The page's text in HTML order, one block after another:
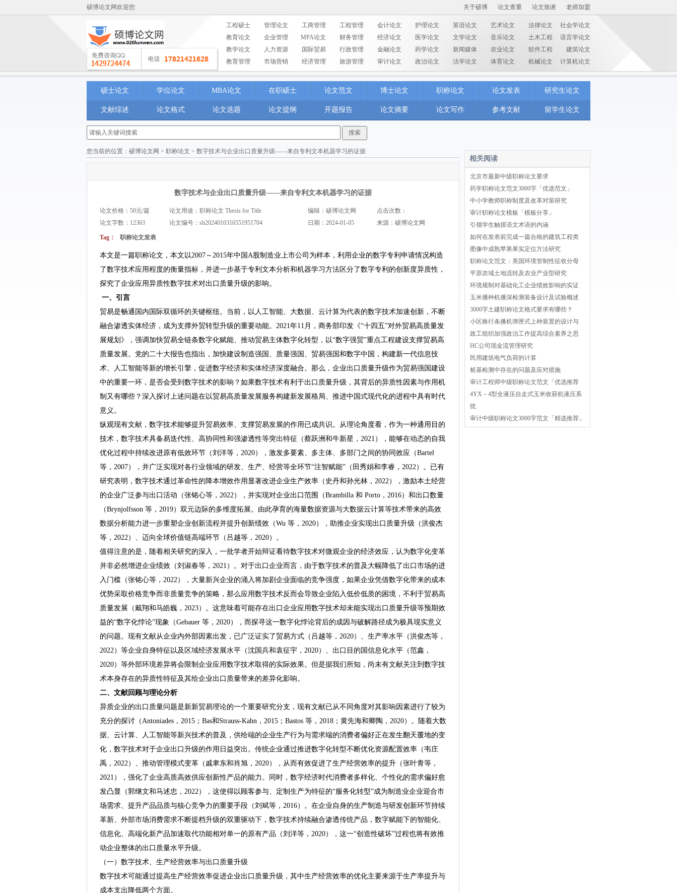
硕博论文网欢迎您 关于硕博 论文查重 论文致谢 老师加盟
工程硕士 管理论文 工商管理 工程管理 会计论文 护理论文 英语论文 艺术论文 法律论文
社会学论文
教育论文
企业管理 MPA论文 财务管理 经济论文 医学论文 文学论文 音乐论文 土木工程
语言学论文
教学论文
人力资源 国际贸易 行政管理 金融论文 药学论文 新闻媒体 农业论文 软件工程
建筑论文
教育管理
市场营销 经济管理 旅游管理 审计论文 政治论文 法学论文 体育论文 机械论文 计算机论文
硕士论文 学位论文 MBA论文 在职硕士 论文范文 博士论文 职称论文 论文发表 研究生论文
文献综述 论文格式 论文选题 论文提纲 开题报告 论文摘要 论文写作 参考文献 留学生论文
您当前的位置： 硕博论文网 > 职称论文 > 数字技术与企业出口质量升级——来自专利文本机器学习的证据
数字技术与企业出口质量升级——来自专利文本机器学习的证据
论文价格：50元/篇 论文用途：职称论文 Thesis for Title 编辑：硕博论文网
点击次数：
论文字数：12363
论文编号： sb2024010316551951704 日期：2024-01-05 来源：硕博论文网
Tag： 职称论文发表
本文是一篇职称论文，本文以2007～2015年中国A股制造业上市公司为样本，利用企业的数字专利申请情况构造
了数字技术应用程度的衡量指标，并进一步基于专利文本分析和机器学习方法区分了数字专利的创新度异质性，
探究了企业应用异质性数字技术对出口质量升级的影响。
一、引言
贸易是畅通国内国际双循环的关键枢纽。当前，以人工智能、大数据、云计算为代表的数字技术加速创新，不断
融合渗透实体经济，成为支撑外贸转型升级的重要动能。2021年11月，商务部印发《“十四五”对外贸易高质量发
展规划》，强调加快贸易全链条数字化赋能、推动贸易主体数字化转型，以“数字强贸”重点工程建设支撑贸易高
质量发展。党的二十大报告也指出，加快建设制造强国、质量强国、贸易强国和数字中国，构建新一代信息技
术、人工智能等新的增长引擎，促进数字经济和实体经济深度融合。那么，企业出口质量升级作为贸易强国建设
中的重要一环，是否会受到数字技术的影响？如果数字技术有利于出口质量升级，其背后的异质性因素与作用机
制又有哪些？深入探讨上述问题在以贸易高质量发展服务构建新发展格局、推进中国式现代化的进程中具有时代
意义。
纵观现有文献，数字技术能够提升贸易效率、支撑贸易发展的作用已成共识。从理论角度看，作为一种通用目的
技术，数字技术具备易迭代性、高协同性和强渗透性等突出特征（蔡跃洲和牛新星，2021），能够在动态的自我
优化过程中持续改进原有低效环节（刘洋等，2020），激发多要素、多主体、多部门之间的协同效应（Bartel
等，2007），并广泛实现对各行业领域的研发、生产、经营等全环节“注智赋能”（田秀娟和李睿，2022）。已有
研究表明，数字技术通过革命性的降本增效作用显著改进企业生产效率（史丹和孙光林，2022），激励本土经营
的企业广泛参与出口活动（张铭心等，2022），并实现对企业出口范围（Brambilla 和 Porto，2016）和出口数量
（Brynjolfsson 等，2019）双元边际的多维度拓展。由此孕育的海量数据资源与大数据云计算等技术带来的高效
数据分析能力进一步重塑企业创新流程并提升创新绩效（Wu 等，2020），助推企业实现出口质量升级（洪俊杰
等，2022）、迈向全球价值链高端环节（吕越等，2020）。
值得注意的是，随着相关研究的深入，一批学者开始辩证看待数字技术对微观企业的经济效应，认为数字化变革
并非必然增进企业绩效（刘淑春等，2021）。对于出口企业而言，由于数字技术的普及大幅降低了出口市场的进
入门槛（张铭心等，2022），大量新兴企业的涌入将加剧企业面临的竞争强度，如果企业凭借数字化带来的成本
优势采取价格竞争而非质量竞争的策略，那么应用数字技术反而会导致企业陷入低价低质的困境，不利于贸易高
质量发展（戴翔和马皓巍，2023）。这意味着可能存在出口企业应用数字技术却未能实现出口质量升级等预期效
益的“数字化悖论”现象（Gebauer 等，2020），而探寻这一数字化悖论背后的成因与破解路径成为极具现实意义
的问题。现有文献从企业内外部因素出发，已广泛证实了贸易方式（吕越等，2020）、生产率水平（洪俊杰等，
2022）等企业自身特征以及区域经济发展水平（沈国兵和袁征宇，2020）、出口目的国信息化水平（范鑫，
2020）等外部环境差异将会限制企业应用数字技术取得的实际效果。但是据我们所知，尚未有文献关注到数字技
术本身存在的异质性特征及其给企业出口质量带来的差异化影响。
二、文献回顾与理论分析
异质企业的出口质量问题是新新贸易理论的一个重要研究分支，现有文献已从不同角度对其影响因素进行了较为
充分的探讨（Antoniades，2015；Bas和Strauss-Kahn，2015；Bastos 等，2018；黄先海和卿陶，2020）。随着大数
据、云计算、人工智能等新兴技术的普及，供给端的企业生产行为与需求端的消费者偏好正在发生翻天覆地的变
化，数字技术对于企业出口升级的作用日益突出。传统企业通过推进数字化转型不断优化资源配置效率（韦庄
禹，2022）、推动管理模式变革（戚聿东和肖旭，2020），从而有效促进了生产经营效率的提升（张叶青等，
2021），强化了企业高质高效供应创新性产品的能力。同时，数字经济时代消费者多样化、个性化的需求偏好愈
发凸显（郭继文和马述忠，2022），这使得以顾客参与、定制生产为特征的“服务化转型”成为制造业企业迎合市
场需求、提升产品品质与核心竞争力的重要手段（刘斌等，2016）。在企业自身的生产制造与研发创新环节持续
革新、外部市场消费需求不断提档升级的双重驱动下，数字技术持续融合渗透传统产品，数字赋能下的智能化、
信息化、高端化新产品加速取代功能相对单一的原有产品（刘洋等，2020），这一“创造性破坏”过程也将有效推
动企业整体的出口质量水平升级。
（一）数字技术、生产经营效率与出口质量升级
数字技术可能通过提高生产经营效率促进企业出口质量升级，其中生产经营效率的优化主要来源于生产率提升与
成本支出降低两个方面。
相关阅读
北京市最新中级职称论文要求
药学职称论文范文3000字「优选范文」
中小学教师职称制度及改革对策研究
审计职称论文模板「模板分享」
引领学生触摸语文术语的内涵
如何在发表前完成一篇合格的建筑工程类
图像中成熟苹果果实定位方法研究
职称论文范文：美国环境管制性征收分母
平原农域土地流转及农业产业型研究
环境规制对基础化工企业绩效影响的实证
玉米播种机播深检测装备设计及试验概述
3000字土建职称论文格式要求有哪些？
小区株行条播机弹匣式上种装置的设计与
政工组织加强政治工作提高综合素养之思
HC公司现金流管理研究
民用建筑电气负荷的计算
桩基检测中存在的问题及应对措施
审计工程师中级职称论文范文「优选推荐
4YX－4型全液压自走式玉米收获机液压系
统
审计中级职称论文3000字范文「精选推荐」